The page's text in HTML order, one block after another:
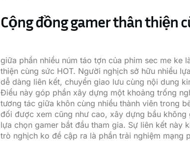
Cộng đồng gamer thân thiện
giữa phần nhiều núm táo tợn của phim sec me ke
thiện cùng sức HOT. Người nghịch sở hữu nhiều
dễ dàng liên kết, chuyển giao lưu cùng nội dung
Điều này góp phần xây dựng một khoảng trống
tương tác giữa khôn cùng nhiều thành viên trong
đối được xem cũng như cao, xây dựng bầu không
lựa chọn gamer bắt đầu tham gia. Sự liên kết này
trò nghịch ko đề cập ra là phần trải nghiệm mạng